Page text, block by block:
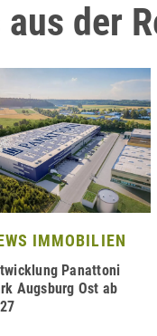
der
IMMOBILIEN
Panattoni
Augsburg Ost ab